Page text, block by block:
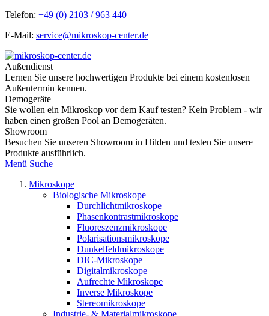
Telefon: +49 (0) 2103 / 963 440
E-Mail: service@mikroskop-center.de
Außendienst
Lernen Sie unsere hochwertigen Produkte bei einem kostenlosen
Außentermin kennen.
Demogeräte
Sie wollen ein Mikroskop vor dem Kauf testen? Kein Problem - wir
haben einen großen Pool an Demogeräten.
Showroom
Besuchen Sie unseren Showroom in Hilden und testen Sie unsere
Produkte ausführlich.
Menü Suche
Mikroskope
Biologische Mikroskope
Durchlichtmikroskope
Phasenkontrastmikroskope
Fluoreszenzmikroskope
Polarisationsmikroskope
Dunkelfeldmikroskope
DIC-Mikroskope
Digitalmikroskope
Aufrechte Mikroskope
Inverse Mikroskope
Stereomikroskope
Industrie- & Materialmikroskope